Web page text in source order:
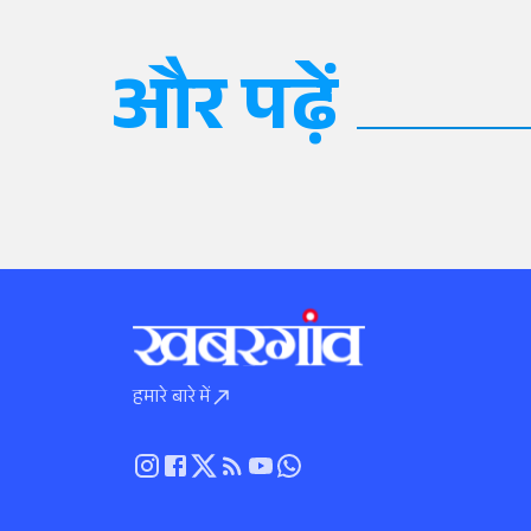
और पढ़ें
हमारे बारे में